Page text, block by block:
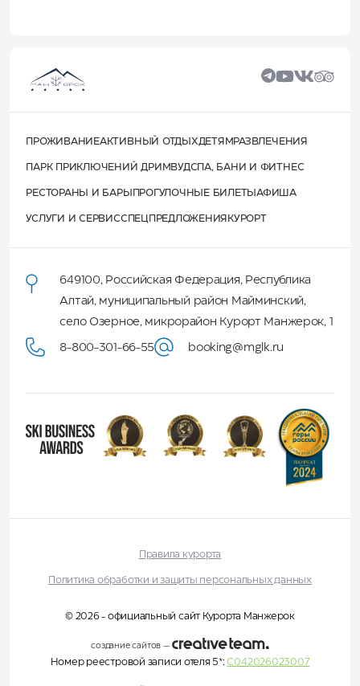
ПРОЖИВАНИЕАКТИВНЫЙ ОТДЫХДЕТЯМ РАЗВЛЕЧЕНИЯ
ПАРК ПРИКЛЮЧЕНИЙ ДРИМВУД СПА, БАНИ И ФИТНЕС
РЕСТОРАНЫ И БАРЫ ПРОГУЛОЧНЫЕ БИЛЕТЫАФИША
УСЛУГИ И СЕРВИССПЕЦПРЕДЛОЖЕНИЯ КУРОРТ
649100, Российская Федерация, Республика
Алтай, муниципальный район Майминский,
село Озерное, микрорайон Курорт Манжерок, 1
8-800-301-66-55 booking@mglk.ru
Правила курорта
Политика обработки и защиты персональных данных
© 2026 - официальный сайт Курорта Манжерок
создание сайтов—
Номер реестровой записи отеля 5*:С042026023007